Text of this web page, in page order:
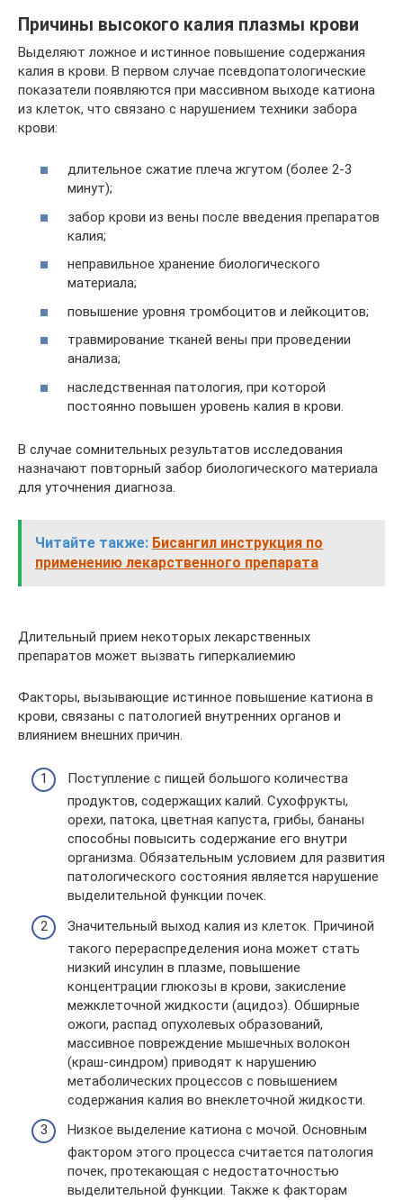
Причины высокого калия плазмы крови
Выделяют ложное и истинное повышение содержания
калия в крови. В первом случае псевдопатологические
показатели появляются при массивном выходе катиона
из клеток, что связано с нарушением техники забора
крови:
длительное сжатие плеча жгутом (более 2-3
минут);
забор крови из вены после введения препаратов
калия;
неправильное хранение биологического
материала;
повышение уровня тромбоцитов и лейкоцитов;
травмирование тканей вены при проведении
анализа;
наследственная патология, при которой
постоянно повышен уровень калия в крови.
В случае сомнительных результатов исследования
назначают повторный забор биологического материала
для уточнения диагноза.
Читайте также: Бисангил инструкция по
применению лекарственного препарата
Длительный прием некоторых лекарственных
препаратов может вызвать гиперкалиемию
Факторы, вызывающие истинное повышение катиона в
крови, связаны с патологией внутренних органов и
влиянием внешних причин.
Поступление с пищей большого количества
продуктов, содержащих калий. Сухофрукты,
орехи, патока, цветная капуста, грибы, бананы
способны повысить содержание его внутри
организма. Обязательным условием для развития
патологического состояния является нарушение
выделительной функции почек.
Значительный выход калия из клеток. Причиной
такого перераспределения иона может стать
низкий инсулин в плазме, повышение
концентрации глюкозы в крови, закисление
межклеточной жидкости (ацидоз). Обширные
ожоги, распад опухолевых образований,
массивное повреждение мышечных волокон
(краш-синдром) приводят к нарушению
метаболических процессов с повышением
содержания калия во внеклеточной жидкости.
Низкое выделение катиона с мочой. Основным
фактором этого процесса считается патология
почек, протекающая с недостаточностью
выделительной функции. Также к факторам